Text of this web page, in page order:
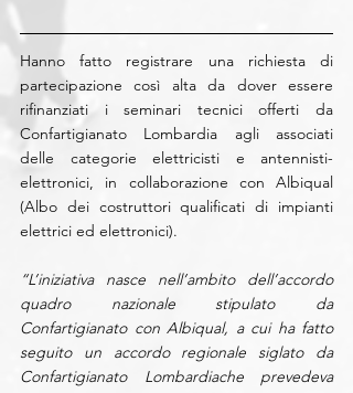
Hanno fatto registrare una richiesta di
partecipazione così alta da dover essere
rifinanziati i seminari tecnici offerti da
Confartigianato Lombardia agli associati
delle categorie elettricisti e antennisti-
elettronici, in collaborazione con Albiqual
(Albo dei costruttori qualificati di impianti
elettrici ed elettronici).
“L’iniziativa nasce nell’ambito dell’accordo
quadro nazionale stipulato da
Confartigianato con Albiqual, a cui ha fatto
seguito un accordo regionale siglato da
Confartigianato Lombardiache prevedeva